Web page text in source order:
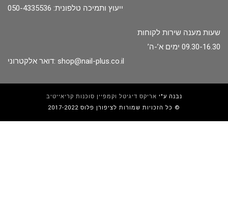
ייעוץ ותמיכה טלפונית: 050-4335536
שעות מענה שירות לקוחות
09.30-16.30 ימים א’-ה’
דואר אלקטרוני: shop@nail-plus.co.il
נבנה ע"י אריקס דיגיטל וקמפיין סוכנות קריאייטיב
כל הזכויות שמורות לציפורן פלוס 2017-2022 ©